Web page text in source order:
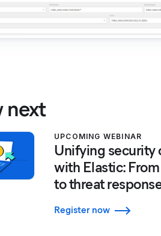
next
UPCOMING WEBINAR
Unifying security
with Elastic:
to threat
Register now